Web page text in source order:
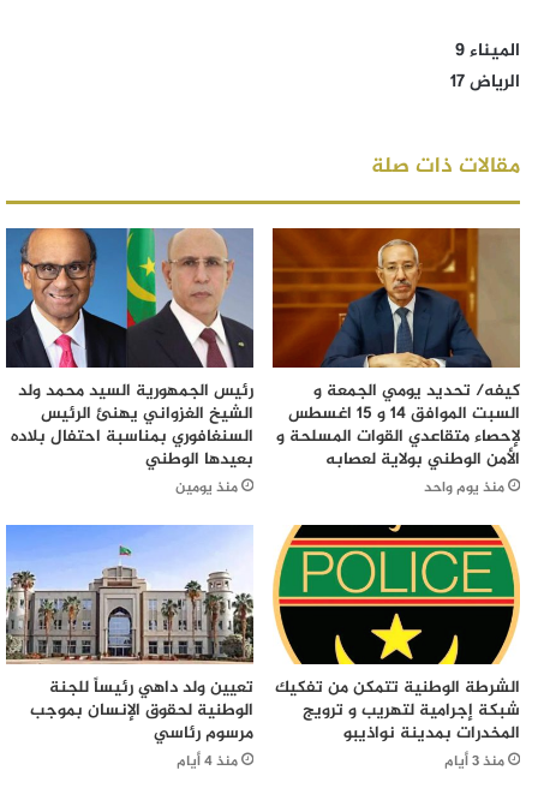
الميناء 9
الرياض 17
مقالات ذات صلة
كيفه/ تحديد يومي الجمعة و
السبت الموافق 14 و 15 اغسطس
لإحصاء متقاعدي القوات المسلحة و
الأمن الوطني بولاية لعصابه
منذ يوم واحد
رئيس الجمهورية السيد محمد ولد
الشيخ الغزواني يهنئ الرئيس
السنغافوري بمناسبة احتفال بلاده
بعيدها الوطني
منذ يومين
الشرطة الوطنية تتمكن من تفكيك
شبكة إجرامية لتهريب و ترويج
المخدرات بمدينة نواذيبو
منذ 3 أيام
تعيين ولد داهي رئيساً للجنة
الوطنية لحقوق الإنسان بموجب
مرسوم رئاسي
منذ 4 أيام